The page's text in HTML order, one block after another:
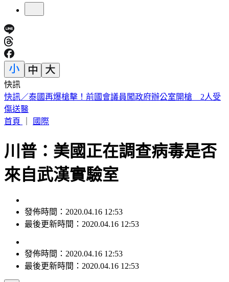
快訊
快訊／淡水國中生戲水遭大浪捲走 海巡急救援
首頁｜
川普：美國正在調查病毒是否
來自武漢實驗室
最後更新時間：2020.04.16 12:53
最後更新時間：2020.04.16 12:53